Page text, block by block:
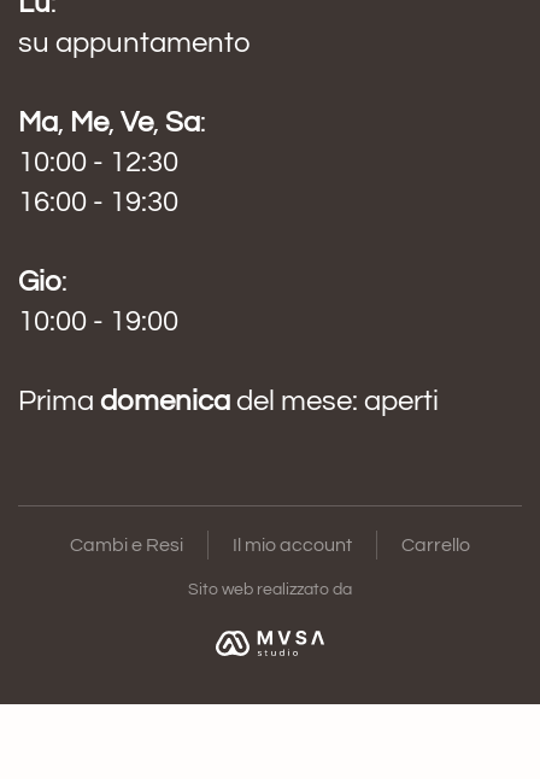
su appuntamento
Ma, Me, Ve, Sa:
10:00 - 12:30
16:00 - 19:30
Gio:
10:00 - 19:00
Prima domenica del mese: aperti
Cambi e Resi Il mio account Carrello
Sito web realizzato da